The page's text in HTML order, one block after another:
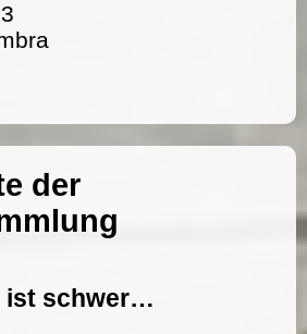
der
ist schwer…